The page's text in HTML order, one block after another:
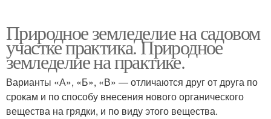
Природное земледелие на садовом
участке практика. Природное
земледелие на практике.
Варианты «А», «Б», «В» — отличаются друг от друга по
срокам и по способу внесения нового органического
вещества на грядки, и по виду этого вещества.